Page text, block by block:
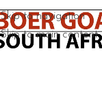
Skip to navigation
Skip to main content